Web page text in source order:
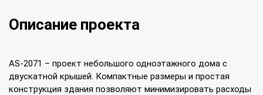
Описание проекта
AS-2071 – проект небольшого одноэтажного дома с
двускатной крышей. Компактные размеры и простая
конструкция здания позволяют минимизировать расходы